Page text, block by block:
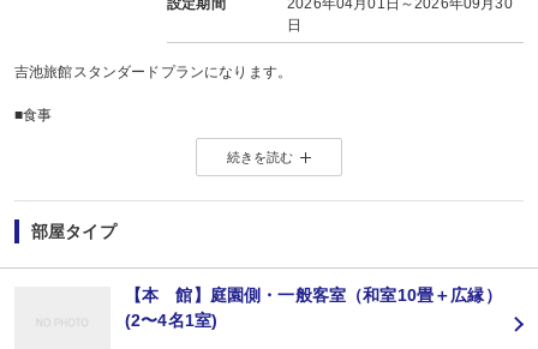
設定期間
2026年04月01日～2026年09月30
日
吉池旅館スタンダードプランになります。
■食事
お飲み物と一緒に「吉池日本料理」
食材を日々探求し、時には和を超えた創作料理もございます。
※こちらのプランでは飲み物は別注になります。
■温泉
当館自慢の「源泉かけ流し１００％天然温泉」
６本もの豊富な自家源泉を所有し、毎分７２０リットルという、箱根屈指の温
自家源泉６本の１００％掛け流しの露天風呂・大浴場をお楽しみください。
※男性露天風呂は２２時～６時迄クローズ
続きを読む
部屋タイプ
【本 館】庭園側・一般客室（和室10畳＋広縁）
(2〜4名1室)